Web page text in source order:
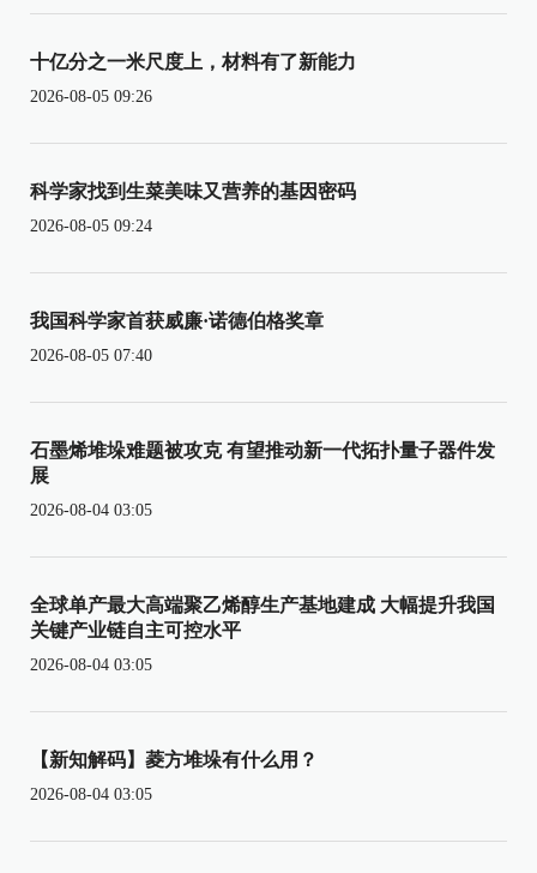
十亿分之一米尺度上，材料有了新能力
2026-08-05 09:26
科学家找到生菜美味又营养的基因密码
2026-08-05 09:24
我国科学家首获威廉·诺德伯格奖章
2026-08-05 07:40
石墨烯堆垛难题被攻克 有望推动新一代拓扑量子器件发
展
2026-08-04 03:05
全球单产最大高端聚乙烯醇生产基地建成 大幅提升我国
关键产业链自主可控水平
2026-08-04 03:05
【新知解码】菱方堆垛有什么用？
2026-08-04 03:05